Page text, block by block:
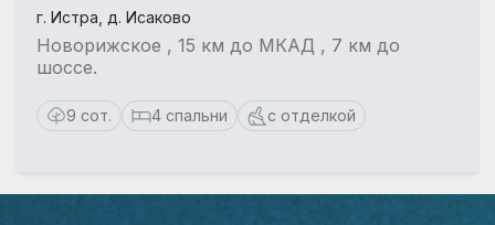
г. Истра, д. Исаково
Новорижское , 15 км до МКАД , 7 км до
шоссе.
9 сот. 4 спальни с отделкой